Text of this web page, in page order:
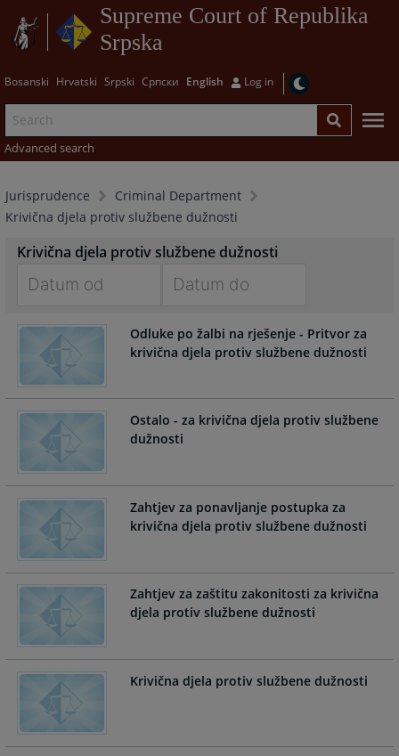
Supreme Court of Republika
Srpska
Bosanski Hrvatski Srpski Српски English Log in
Advanced search
Jurisprudence
Criminal Department
Krivična djela protiv službene dužnosti
Krivična djela protiv službene dužnosti
forward
interact
with
the
calendar
select
a
Press
question
mark
get
the
keyboard
shortcuts
for
changing
forward
to
calendar
a
date.
Press
question
mark
key
keyboard
changing
Odluke po žalbi na rješenje - Pritvor za
krivična djela protiv službene dužnosti
Ostalo - za krivična djela protiv službene
dužnosti
Zahtjev za ponavljanje postupka za
krivična djela protiv službene dužnosti
Zahtjev za zaštitu zakonitosti za krivična
djela protiv službene dužnosti
Krivična djela protiv službene dužnosti